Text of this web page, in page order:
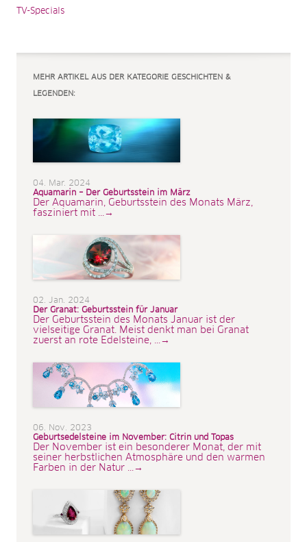
TV-Specials
MEHR ARTIKEL AUS DER KATEGORIE GESCHICHTEN &
LEGENDEN:
04. Mar. 2024
Aquamarin – Der Geburtsstein im März
Der Aquamarin, Geburtsstein des Monats März,
fasziniert mit ...→
02. Jan. 2024
Der Granat: Geburtsstein für Januar
Der Geburtsstein des Monats Januar ist der
vielseitige Granat. Meist denkt man bei Granat
zuerst an rote Edelsteine, ...→
06. Nov. 2023
Geburtsedelsteine im November: Citrin und Topas
Der November ist ein besonderer Monat, der mit
seiner herbstlichen Atmosphäre und den warmen
Farben in der Natur ...→